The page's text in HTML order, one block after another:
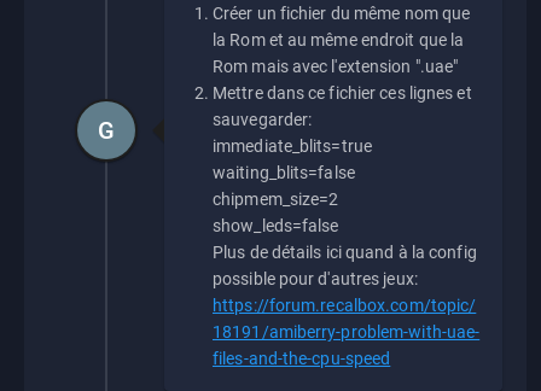
Créer un fichier du même nom que
la Rom et au même endroit que la
Rom mais avec l'extension ".uae"
Mettre dans ce fichier ces lignes et
sauvegarder:
immediate_blits=true
waiting_blits=false
chipmem_size=2
show_leds=false
Plus de détails ici quand à la config
possible pour d'autres jeux:
https://forum.recalbox.com/topic/
18191/amiberry-problem-with-uae-
files-and-the-cpu-speed
G